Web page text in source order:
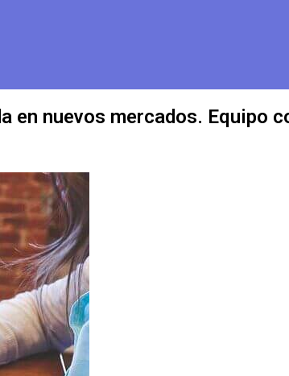
en nuevos mercados. Equipo